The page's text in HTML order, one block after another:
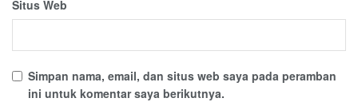
Situs Web
Simpan nama, email, dan situs web saya pada peramban
ini untuk komentar saya berikutnya.